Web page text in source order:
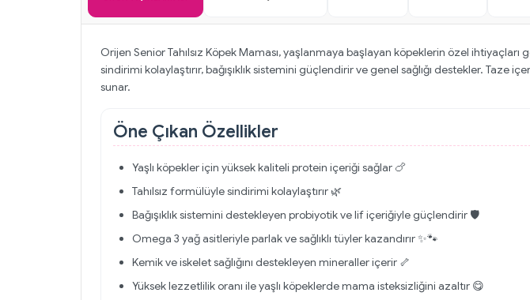
Orijen Senior Tahılsız Köpek Maması, yaşlanmaya başlayan köpeklerin özel ihtiyaçları
sindirimi kolaylaştırır, bağışıklık sistemini güçlendirir ve genel sağlığı destekler.
sunar.
Öne Çıkan Özellikler
Yaşlı köpekler için yüksek kaliteli protein içeriği sağlar 🍗
Tahılsız formülüyle sindirimi kolaylaştırır 🌿
Bağışıklık sistemini destekleyen probiyotik ve lif içeriğiyle güçlendirir 🛡️
Omega 3 yağ asitleriyle parlak ve sağlıklı tüyler kazandırır ✨🐾
Kemik ve iskelet sağlığını destekleyen mineraller içerir 🦴
Yüksek lezzetlilik oranı ile yaşlı köpeklerde mama isteksizliğini azaltır 😋